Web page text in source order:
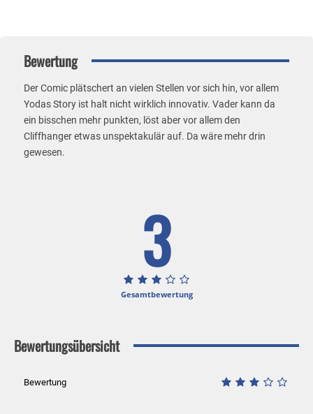
Bewertung
Der Comic plätschert an vielen Stellen vor sich hin, vor allem
Yodas Story ist halt nicht wirklich innovativ. Vader kann da
ein bisschen mehr punkten, löst aber vor allem den
Cliffhanger etwas unspektakulär auf. Da wäre mehr drin
gewesen.
3
Gesamtbewertung
Bewertungsübersicht
Bewertung